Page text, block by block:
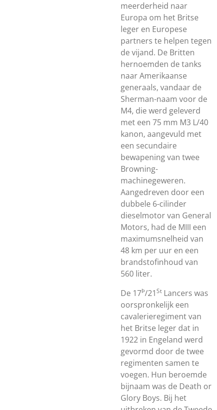
meerderheid naar
Europa om het Britse
leger en Europese
partners te helpen tegen
de vijand. De Britten
hernoemden de tanks
naar Amerikaanse
generaals, vandaar de
Sherman-naam voor de
M4, die werd geleverd
met een 75 mm M3 L/40
kanon, aangevuld met
een secundaire
bewapening van twee
Browning-
machinegeweren.
Aangedreven door een
dubbele 6-cilinder
dieselmotor van General
Motors, had de MIII een
maximumsnelheid van
48 km per uur en een
brandstofinhoud van
560 liter.
De 17Þ/21St Lancers was
oorspronkelijk een
cavalerieregiment van
het Britse leger dat in
1922 in Engeland werd
gevormd door de twee
regimenten samen te
voegen. Hun beroemde
bijnaam was de Death or
Glory Boys. Bij het